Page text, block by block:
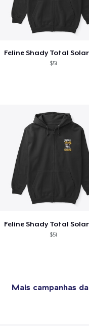
$51
$51
Mais campanhas da